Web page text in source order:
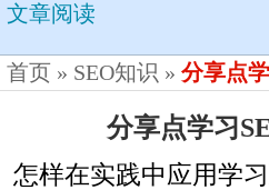
文章阅读
首页 » SEO知识 » 分享点
分享点学习
怎样在实践中应用学